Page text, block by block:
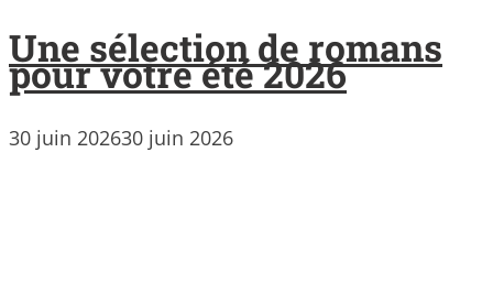
Une sélection de romans
pour votre été 2026
30 juin 202630 juin 2026